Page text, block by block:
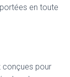
en toute
conçues pour